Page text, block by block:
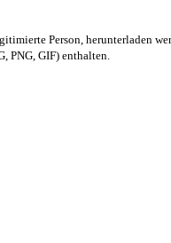
Person, herunterladen
PNG, GIF) enthalten.